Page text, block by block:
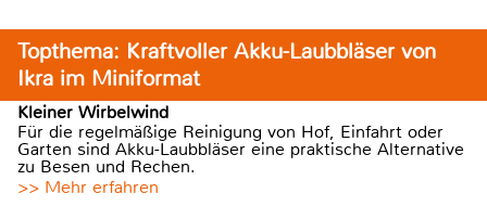
Topthema: Kraftvoller Akku-Laubbläser von
Ikra im Miniformat
Kleiner Wirbelwind
Für die regelmäßige Reinigung von Hof, Einfahrt oder
Garten sind Akku-Laubbläser eine praktische Alternative
zu Besen und Rechen.
>> Mehr erfahren